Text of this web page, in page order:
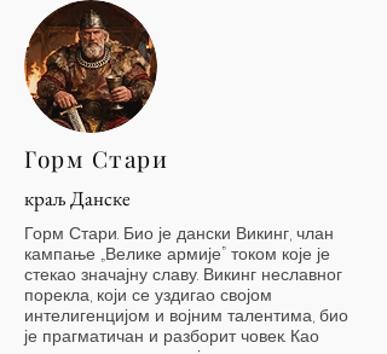
Горм Стари
краљ Данске
Горм Стари. Био је дански Викинг, члан
кампање „Велике армије” током које је
стекао значајну славу. Викинг неславног
порекла, који се уздигао својом
интелигенцијом и војним талентима, био
је прагматичан и разборит човек. Као